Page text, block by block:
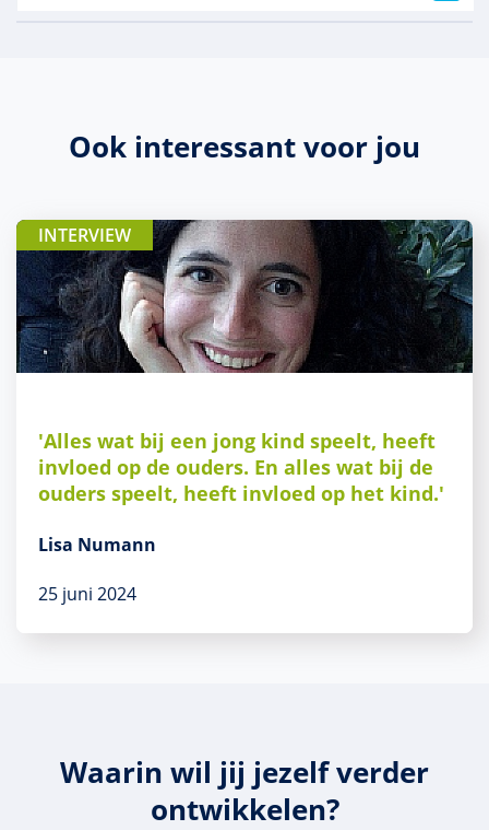
Ook interessant voor jou
INTERVIEW
'Alles wat bij een jong kind speelt, heeft
invloed op de ouders. En alles wat bij de
ouders speelt, heeft invloed op het kind.'
Lisa Numann
25 juni 2024
Waarin wil jij jezelf verder
ontwikkelen?